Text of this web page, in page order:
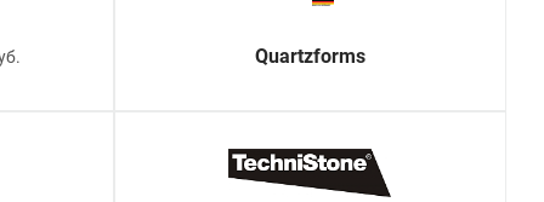
Quartzforms